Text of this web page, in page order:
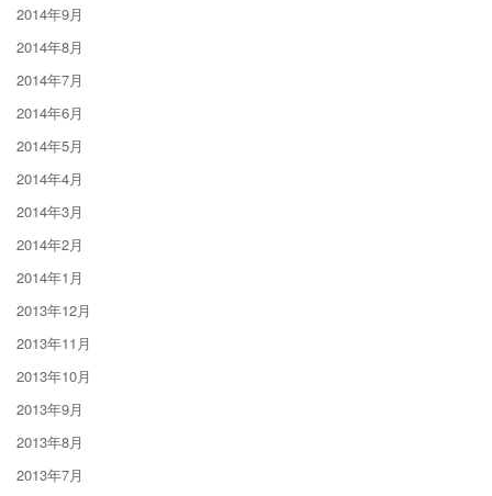
2014年9月
2014年8月
2014年7月
2014年6月
2014年5月
2014年4月
2014年3月
2014年2月
2014年1月
2013年12月
2013年11月
2013年10月
2013年9月
2013年8月
2013年7月